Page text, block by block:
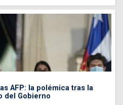
AFP: la polémica tras la
del Gobierno